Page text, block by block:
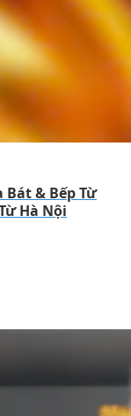
Bát & Bếp Từ
Hà Nội